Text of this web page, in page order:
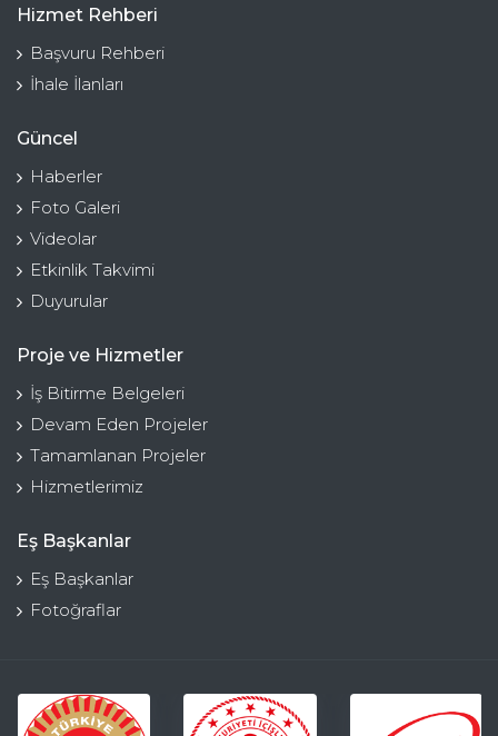
Hizmet Rehberi
Başvuru Rehberi
İhale İlanları
Güncel
Haberler
Foto Galeri
Videolar
Etkinlik Takvimi
Duyurular
Proje ve Hizmetler
İş Bitirme Belgeleri
Devam Eden Projeler
Tamamlanan Projeler
Hizmetlerimiz
Eş Başkanlar
Eş Başkanlar
Fotoğraflar